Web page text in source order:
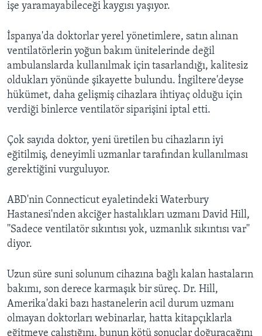
işe yaramayabileceği kaygısı yaşıyor.
İspanya'da doktorlar yerel yönetimlere, satın alınan
ventilatörlerin yoğun bakım ünitelerinde değil
ambulanslarda kullanılmak için tasarlandığı, kalitesiz
oldukları yönünde şikayette bulundu. İngiltere'deyse
hükümet, daha gelişmiş cihazlara ihtiyaç olduğu için
verdiği binlerce ventilatör siparişini iptal etti.
Çok sayıda doktor, yeni üretilen bu cihazların iyi
eğitilmiş, deneyimli uzmanlar tarafından kullanılması
gerektiğini vurguluyor.
ABD'nin Connecticut eyaletindeki Waterbury
Hastanesi'nden akciğer hastalıkları uzmanı David Hill,
''Sadece ventilatör sıkıntısı yok, uzmanlık sıkıntısı var''
diyor.
Uzun süre suni solunum cihazına bağlı kalan hastaların
bakımı, son derece karmaşık bir süreç. Dr. Hill,
Amerika'daki bazı hastanelerin acil durum uzmanı
olmayan doktorları webinarlar, hatta kitapçıklarla
eğitmeye çalıştığını, bunun kötü sonuçlar doğuracağını